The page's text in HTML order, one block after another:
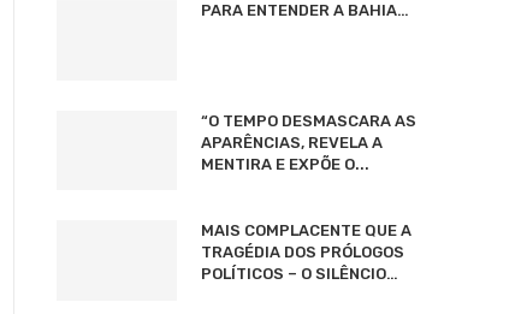
PARA ENTENDER A BAHIA…
“O TEMPO DESMASCARA AS
APARÊNCIAS, REVELA A
MENTIRA E EXPÕE O...
MAIS COMPLACENTE QUE A
TRAGÉDIA DOS PRÓLOGOS
POLÍTICOS – O SILÊNCIO…